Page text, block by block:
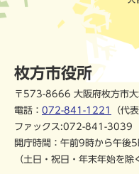
枚方市役所
〒573-8666 大阪府枚方市
電話： 072-841-1221
（代
ファックス:072-841-3039（
開庁時間：午前9時から午後
（土日・祝日・年末年始を除